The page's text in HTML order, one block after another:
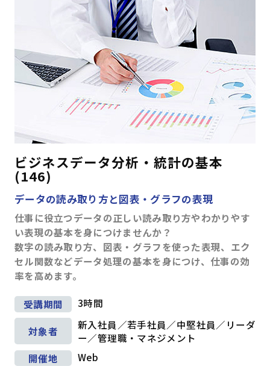
ビジネスデータ分析・統計の基本
(146)
データの読み取り方と図表・グラフの表現
仕事に役立つデータの正しい読み取り方やわかりやす
い表現の基本を身につけませんか？
数字の読み取り方、図表・グラフを使った表現、エク
セル関数などデータ処理の基本を身につけ、仕事の効
率を高めます。
受講期間 3時間
対象者
新入社員／若手社員／中堅社員／リーダ
ー／管理職・マネジメント
開催地
Web